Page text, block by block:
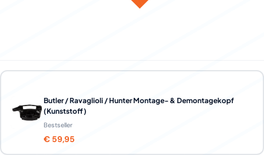
Butler / Ravaglioli / Hunter Montage- & Demontagekopf
(Kunststoff)
Bestseller
€ 59,95